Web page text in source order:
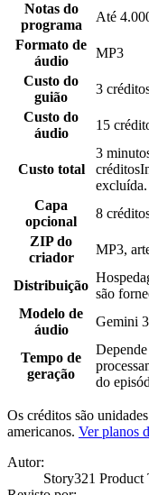
Notas do
programa
Até
Formato de
áudio
MP3
Custo do
guião
3
Custo do
áudio
15
Custo total
3
créditos
excluída.
Capa
opcional
8
ZIP do
criador
MP3,
Distribuição
são
Modelo de
áudio
Gemini
Tempo de
geração
do
Os créditos são
americanos. Ver planos
Autor:
Story321 Product